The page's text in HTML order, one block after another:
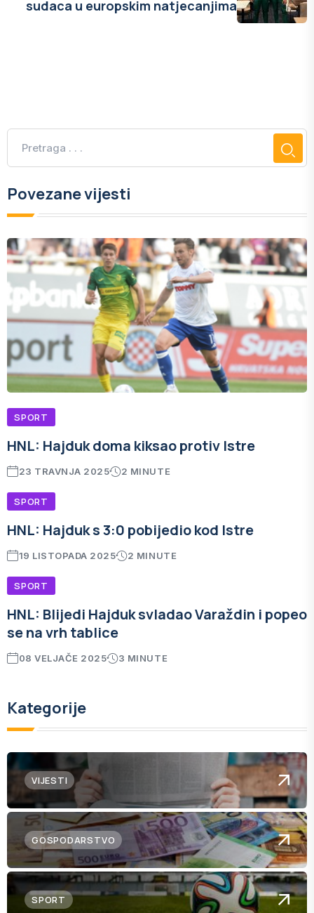
sudaca u europskim natjecanjima
Povezane vijesti
SPORT
HNL: Hajduk doma kiksao protiv Istre
23 TRAVNJA 2025 2 MINUTE
SPORT
HNL: Hajduk s 3:0 pobijedio kod Istre
19 LISTOPADA 2025 2 MINUTE
SPORT
HNL: Blijedi Hajduk svladao Varaždin i popeo
se na vrh tablice
08 VELJAČE 2025 3 MINUTE
Kategorije
VIJESTI
GOSPODARSTVO
SPORT